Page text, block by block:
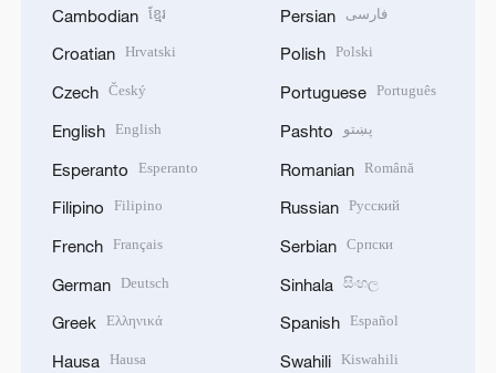
Cambodian ខ្មែរ
Croatian Hrvatski
Czech Český
English English
Esperanto Esperanto
Filipino Filipino
French Français
German Deutsch
Greek Ελληνικά
Hausa Hausa
Persian فارسی
Polish Polski
Portuguese Português
Pashto پښتو
Romanian Română
Russian Русский
Serbian Српски
Sinhala සිංහල
Spanish Español
Swahili Kiswahili